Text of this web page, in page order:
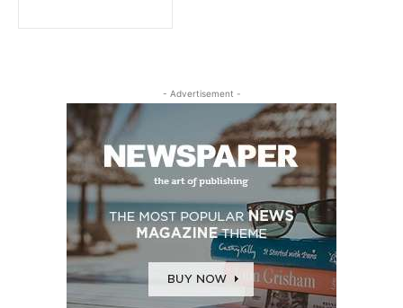
- Advertisement -